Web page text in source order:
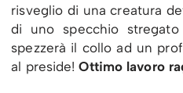
risveglio di una creatura
di uno specchio
spezzerà il collo ad un
al preside!Ottimo lavoro